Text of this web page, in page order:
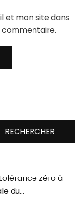
et mon site dans
RECHERCHER
zéro à
du…